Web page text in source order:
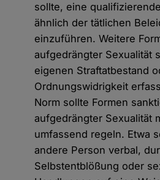
sollte, eine
ähnlich der tätlichen
einzuführen. Weitere
aufgedrängter Sexualität
eigenen Straftatbestand
Ordnungswidrigkeit
Norm sollte Formen
aufgedrängter Sexualität
umfassend regeln. Etwa
andere Person verbal,
Selbstentblößung oder